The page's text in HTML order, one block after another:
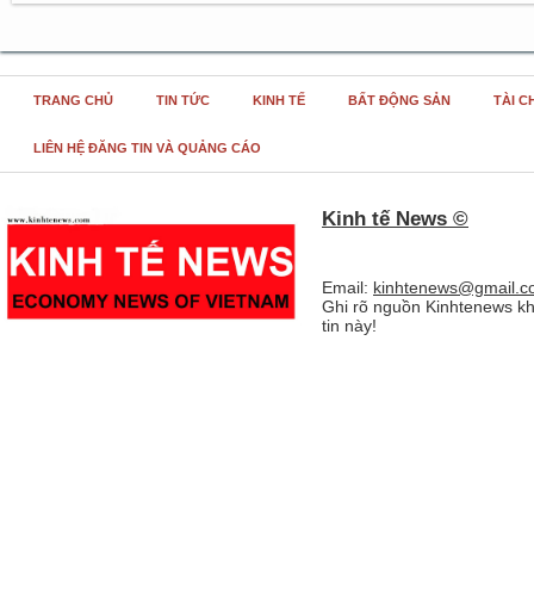
TRANG CHỦ TIN TỨC KINH TẾ BẤT ĐỘNG SẢN TÀI
LIÊN HỆ ĐĂNG TIN VÀ QUẢNG CÁO
Kinh tế News ©
Email:
Ghi rõ nguồn Kinhtenews
tin này!